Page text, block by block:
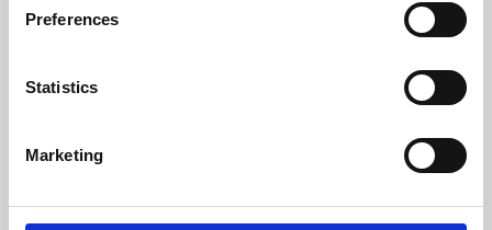
Collect information about your geographical location
Identify your device by actively scanning it for
Find out more about how your personal data is processed
and set your preferences in the
Alumio uses cookies on its website. A cookie is a small
Preferences
Statistics
Marketing
eindelijk waar alles naartoe gaat en
kunnen het op verschillende systemen
hergebruiken in plaats van integraties